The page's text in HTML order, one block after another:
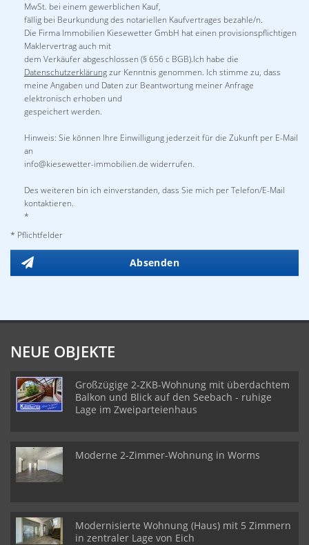
MwSt. bei einem gewerblichen Kauf,
fällig bei Beurkundung des notariellen Kaufvertrages bezahle/n.
Die Firma Immobilien Kiesewetter GmbH hat einen provisionspflichtigen
Maklervertrag auch mit
dem Verkäufer abgeschlossen (§ 656 c BGB).Ich habe die
Datenschutzerklärungzur Kenntnis genommen. Ich stimme zu, dass
meine Angaben und Daten zur Beantwortung meiner Anfrage
elektronisch erhoben und
gespeichert werden.
Hinweis: Sie können Ihre Einwilligung jederzeit für die Zukunft per E-Mail
an
info@kiesewetter-immobilien.de widerrufen.
Des weiteren bin ich einverstanden, dass Sie mich per Telefon/E-Mail
kontaktieren.
*
* Pflichtfelder
Absenden
NEUE OBJEKTE
Großzügige 2-ZKB-Wohnung mit überdachtem
Balkon und Blick auf den Seebach - ruhige
Lage im Zweiparteienhaus
Moderne 2-Zimmer-Wohnung in Worms
Modernisierte Wohnung (Haus) mit 5 Zimmern
in zentraler Lage von Eich